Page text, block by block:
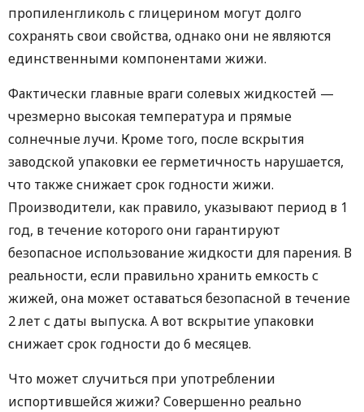
пропиленгликоль с глицерином могут долго
сохранять свои свойства, однако они не являются
единственными компонентами жижи.
Фактически главные враги солевых жидкостей —
чрезмерно высокая температура и прямые
солнечные лучи. Кроме того, после вскрытия
заводской упаковки ее герметичность нарушается,
что также снижает срок годности жижи.
Производители, как правило, указывают период в 1
год, в течение которого они гарантируют
безопасное использование жидкости для парения. В
реальности, если правильно хранить емкость с
жижей, она может оставаться безопасной в течение
2 лет с даты выпуска. А вот вскрытие упаковки
снижает срок годности до 6 месяцев.
Что может случиться при употреблении
испортившейся жижи? Совершенно реально